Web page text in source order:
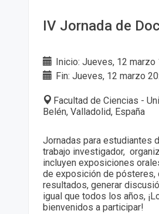
IV Jornada de
Inicio: Jueves, 12 marzo
Fin: Jueves, 12 marzo
Facultad de Ciencias -
Belén, Valladolid, España
Jornadas para estudiantes
trabajo investigador,
incluyen exposiciones
de exposición de pósteres,
resultados, generar
igual que todos los años,
bienvenidos a participar!